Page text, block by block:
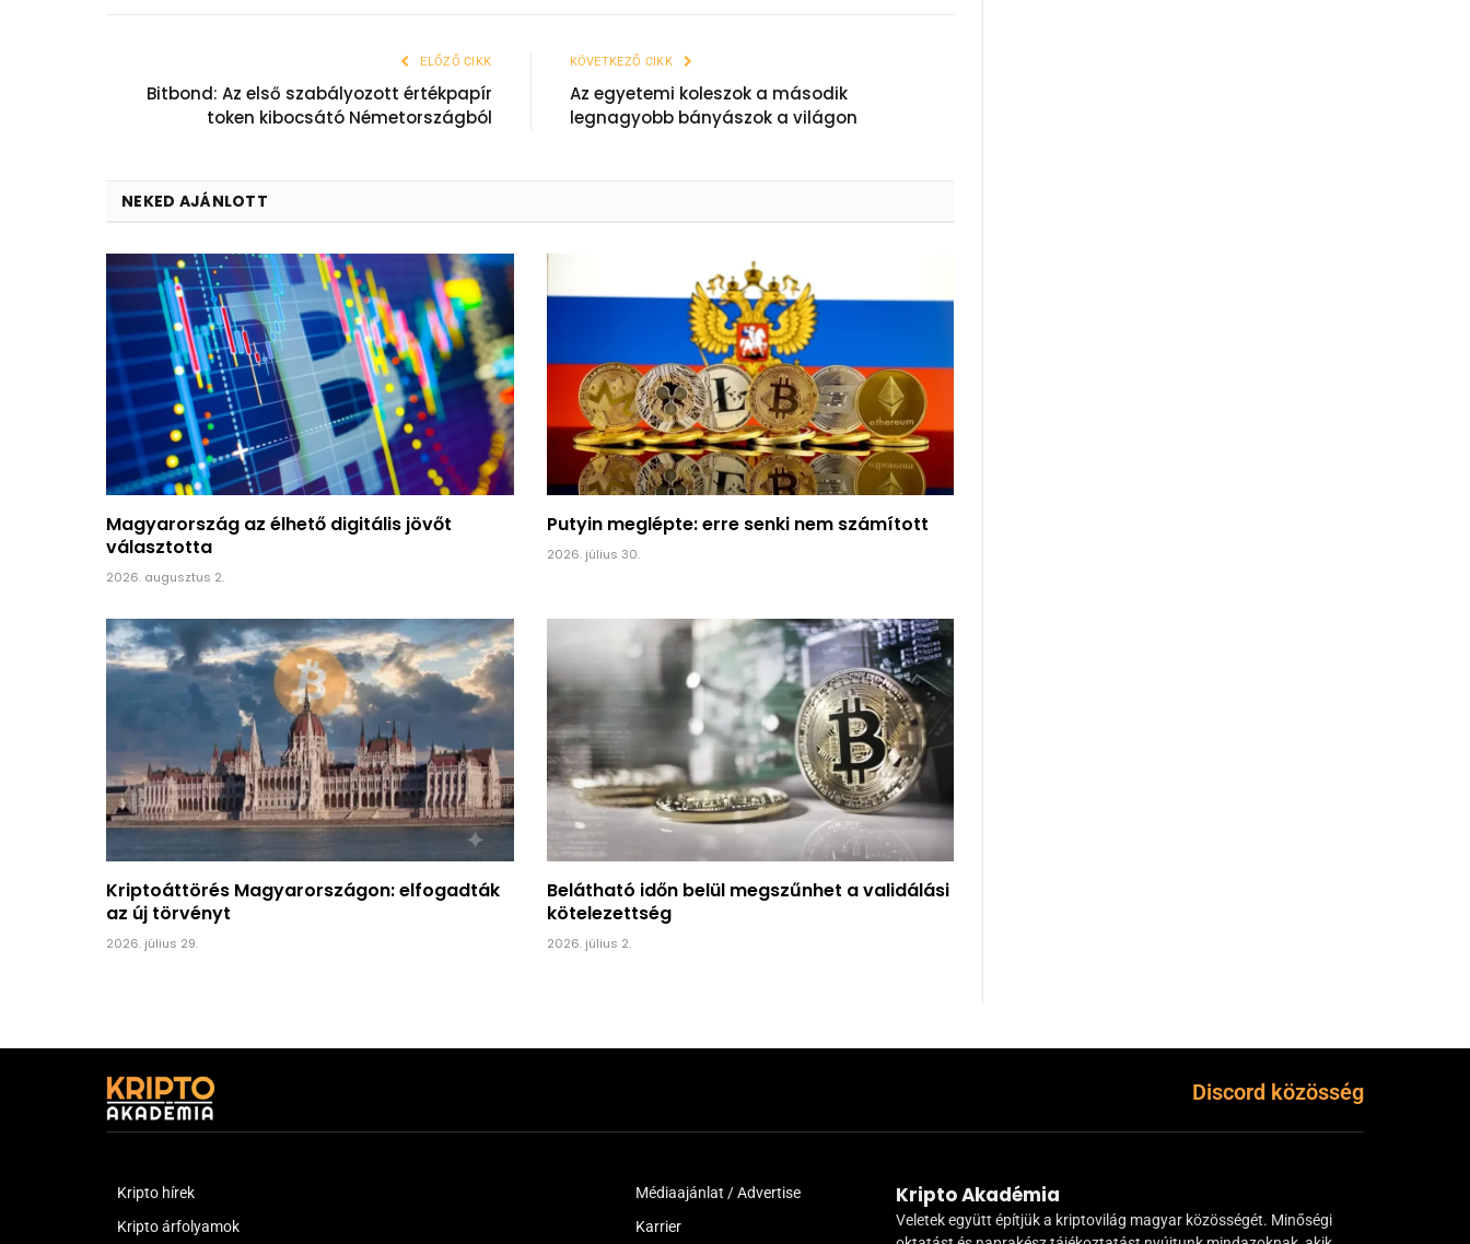
ELŐZŐ CIKK
Bitbond: Az első szabályozott értékpapír
token kibocsátó Németországból
KÖVETKEZŐ CIKK
Az egyetemi koleszok a második
legnagyobb bányászok a világon
NEKED AJÁNLOTT
Magyarország az élhető digitális jövőt
választotta
2026. augusztus 2.
Putyin meglépte: erre senki nem számított
2026. július 30.
Kriptoáttörés Magyarországon: elfogadták
az új törvényt
2026. július 29.
Belátható időn belül megszűnhet a validálási
kötelezettség
2026. július 2.
Discord közösség
Kripto hírek
Kripto árfolyamok
Médiaajánlat / Advertise
Karrier
Kripto Akadémia
Veletek együtt építjük a kriptovilág magyar közösségét. Minőségi